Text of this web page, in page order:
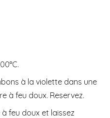
à la violette dans une
à feu doux. Reservez.
feu doux et laissez